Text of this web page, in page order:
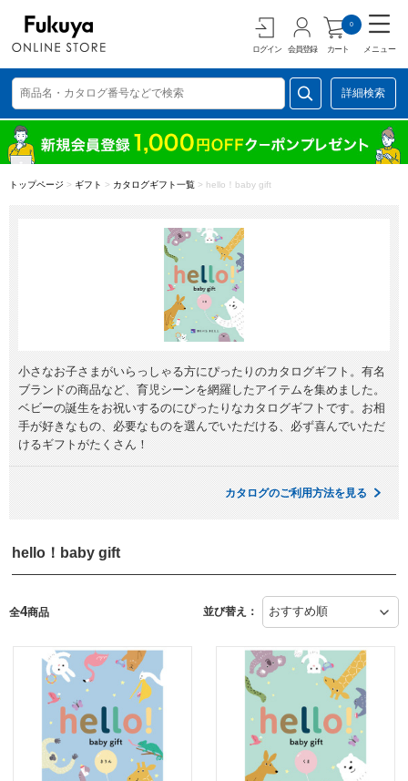
ログイン 会員登録 カート
0
メニュー
詳細検索
トップページ > ギフト > カタログギフト一覧 > hello！baby gift
小さなお子さまがいらっしゃる方にぴったりのカタログギフト。有名
ブランドの商品など、育児シーンを網羅したアイテムを集めました。
ベビーの誕生をお祝いするのにぴったりなカタログギフトです。お相
手が好きなもの、必要なものを選んでいただける、必ず喜んでいただ
けるギフトがたくさん！
カタログのご利用方法を見る
hello！baby gift
全4商品 並び替え：